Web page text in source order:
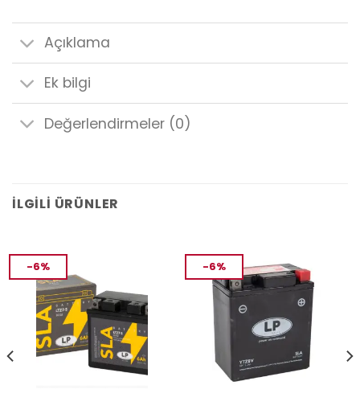
Açıklama
Ek bilgi
Değerlendirmeler (0)
İLGILI ÜRÜNLER
-6% -6%